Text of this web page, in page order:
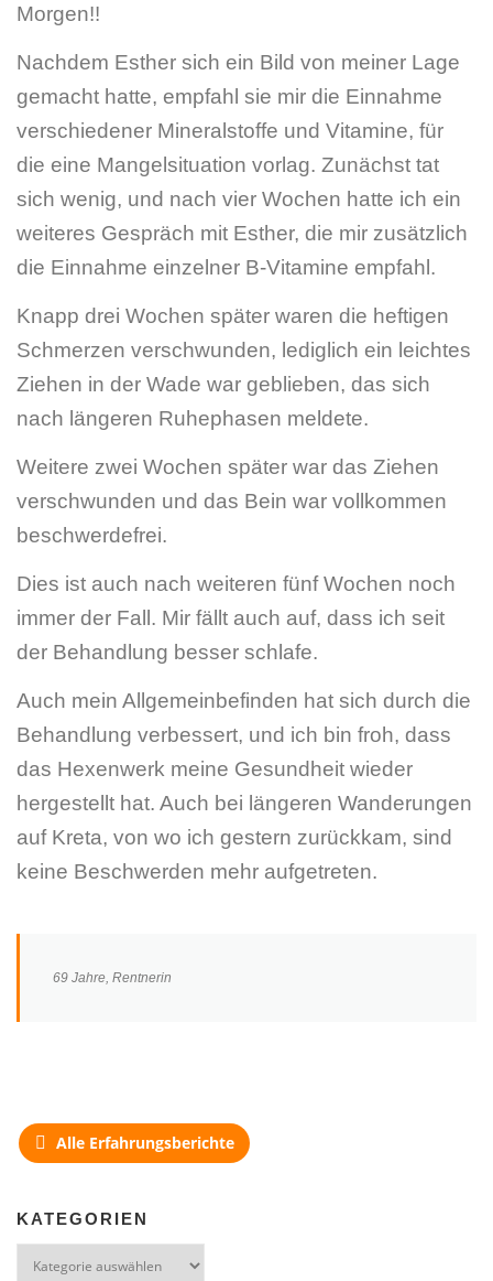
Morgen!!
Nachdem Esther sich ein Bild von meiner Lage
gemacht hatte, empfahl sie mir die Einnahme
verschiedener Mineralstoffe und Vitamine, für
die eine Mangelsituation vorlag. Zunächst tat
sich wenig, und nach vier Wochen hatte ich ein
weiteres Gespräch mit Esther, die mir zusätzlich
die Einnahme einzelner B-Vitamine empfahl.
Knapp drei Wochen später waren die heftigen
Schmerzen verschwunden, lediglich ein leichtes
Ziehen in der Wade war geblieben, das sich
nach längeren Ruhephasen meldete.
Weitere zwei Wochen später war das Ziehen
verschwunden und das Bein war vollkommen
beschwerdefrei.
Dies ist auch nach weiteren fünf Wochen noch
immer der Fall. Mir fällt auch auf, dass ich seit
der Behandlung besser schlafe.
Auch mein Allgemeinbefinden hat sich durch die
Behandlung verbessert, und ich bin froh, dass
das Hexenwerk meine Gesundheit wieder
hergestellt hat. Auch bei längeren Wanderungen
auf Kreta, von wo ich gestern zurückkam, sind
keine Beschwerden mehr aufgetreten.
69 Jahre, Rentnerin
Alle Erfahrungsberichte
KATEGORIEN